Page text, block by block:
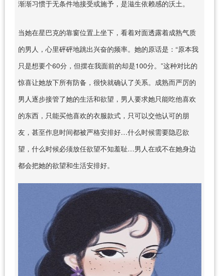
渐渐习惯于无条件地接受或施予，是滋生依赖感的沃土。
当她在星巴克的靠窗位置上坐下，看着对面透露着成熟气质
的男人，心里砰砰地跳出兴奋的频率。她的原话是：“原本我
只是想要个60分，但摆在我面前的却是100分。”这种对比的
惊喜让她放下所有防备，很快就确认了关系。成熟而严厉的
男人逐步接管了她的生活和欲望，男人要求她只能吃他喜欢
的东西，只能买他喜欢的衣服款式，只可以交他认可的朋
友，甚至作息时间都被严格安排好…什么时候需要隐忍欲
望，什么时候必须放任欲望不知羞耻…男人在或不在她身边
都会把她的欲望和生活安排好。